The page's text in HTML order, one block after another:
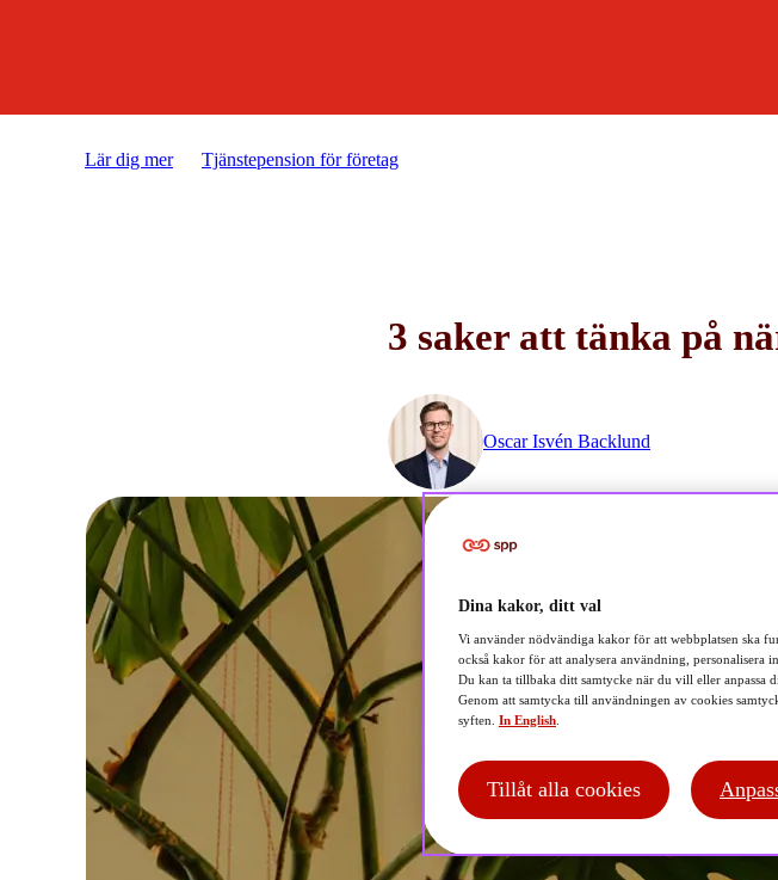
Lär dig mer Tjänstepension för företag
3 saker att tänka på
Oscar Isvén Backlund
Dina kakor, ditt val
Vi använder nödvändiga kakor för att webbplatsen ska
också kakor för att analysera användning, personalisera
Du kan ta tillbaka ditt samtycke när du vill eller anpassa
Genom att samtycka till användningen av cookies
syften. In English
Tillåt alla cookies